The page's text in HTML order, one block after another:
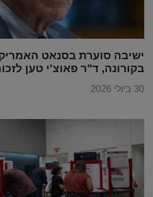
ישיבה סוערת בסנאט
בקורונה, ד"ר פאוצ'י טען
30 ביולי 2026